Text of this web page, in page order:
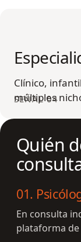
SEÑAL 04
Clínico,
múltiples
Quién
01.
En consulta
plataforma